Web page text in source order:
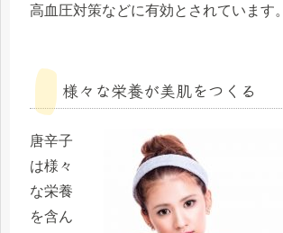
高血圧対策などに有効とされています。
様々な栄養が美肌をつくる
唐辛子
は様々
な栄養
を含ん